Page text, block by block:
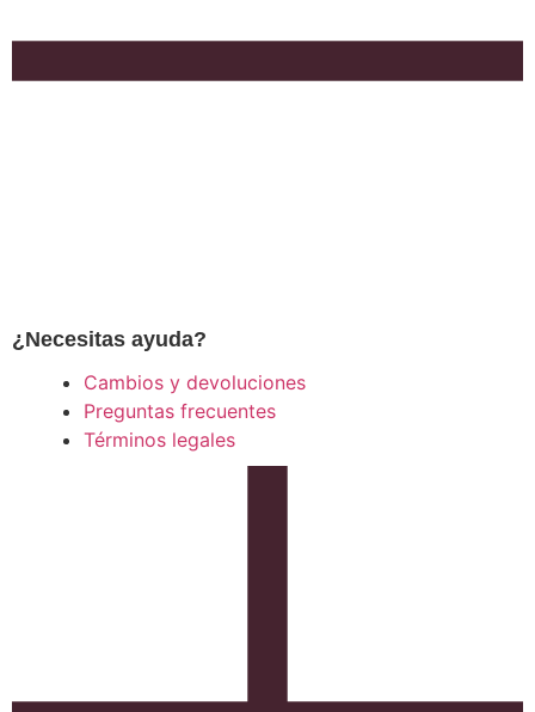
¿Necesitas ayuda?
Cambios y devoluciones
Preguntas frecuentes
Términos legales